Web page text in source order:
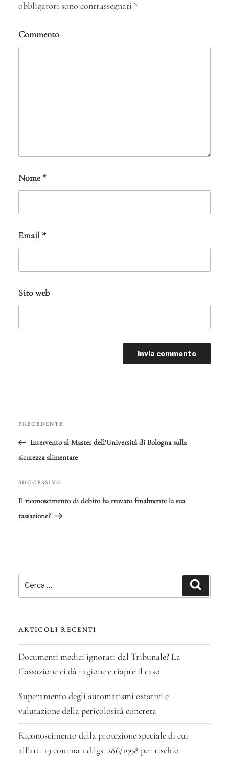
obbligatori sono contrassegnati *
Commento
Nome*
Email *
Sito web
Articolo
precedente:
PRECEDENTE
Intervento al Master dell’Università di Bologna sulla
sicurezza alimentare
Articolo
successivo
SUCCESSIVO
Il riconoscimento di debito ha trovato finalmente la sua
tassazione?
Cerca:
ARTICOLI RECENTI
Documenti medici ignorati dal Tribunale? La
Cassazione ci dà ragione e riapre il caso
Superamento degli automatismi ostativi e
valutazione della pericolosità concreta
Riconoscimento della protezione speciale di cui
all’art. 19 comma 1 d.lgs. 286/1998 per rischio